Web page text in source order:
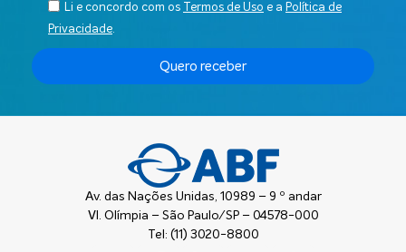
Li e concordo com os Termos de Uso e a Política de
Privacidade.
Quero receber
Av. das Nações Unidas, 10989 – 9 º andar
Vl. Olímpia – São Paulo/SP – 04578-000
Tel: (11) 3020-8800